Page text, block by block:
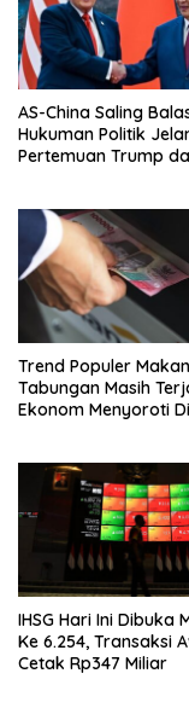
AS-China Saling
Hukuman Politik
Pertemuan Trump
Trend Populer Makan
Tabungan Masih
Ekonom Menyoroti
IHSG Hari Ini Dibuka
Ke 6.254, Transaksi
Cetak Rp347 Miliar